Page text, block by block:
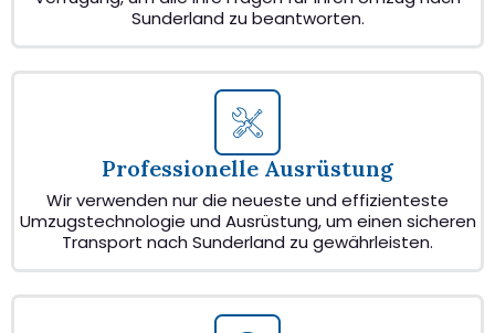
Sunderland zu beantworten.
Professionelle Ausrüstung
Wir verwenden nur die neueste und effizienteste
Umzugstechnologie und Ausrüstung, um einen sicheren
Transport nach Sunderland zu gewährleisten.